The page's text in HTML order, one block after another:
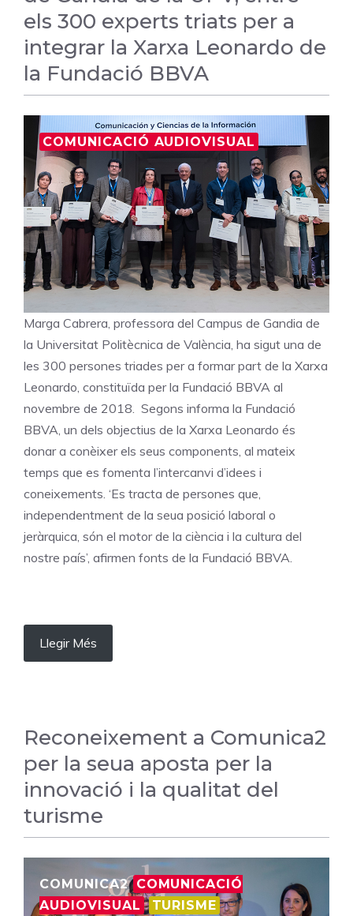
els 300 experts triats per a
integrar la Xarxa Leonardo de
la Fundació BBVA
COMUNICACIÓ AUDIOVISUAL
Marga Cabrera, professora del Campus de Gandia de
la Universitat Politècnica de València, ha sigut una de
les 300 persones triades per a formar part de la Xarxa
Leonardo, constituïda per la Fundació BBVA al
novembre de 2018. Segons informa la Fundació
BBVA, un dels objectius de la Xarxa Leonardo és
donar a conèixer els seus components, al mateix
temps que es fomenta l’intercanvi d’idees i
coneixements. ‘Es tracta de persones que,
independentment de la seua posició laboral o
jeràrquica, són el motor de la ciència i la cultura del
nostre país’, afirmen fonts de la Fundació BBVA.
Llegir Més
Reconeixement a Comunica2
per la seua aposta per la
innovació i la qualitat del
turisme
COMUNICA2 COMUNICACIÓ
AUDIOVISUAL
TURISME